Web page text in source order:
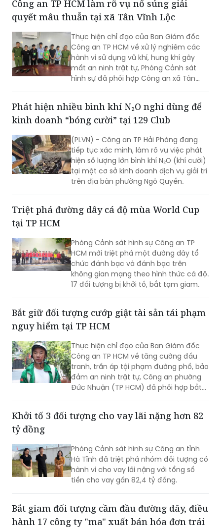
Công an TP HCM làm rõ vụ nổ súng giải
quyết mâu thuẫn tại xã Tân Vĩnh Lộc
Thực hiện chỉ đạo của Ban Giám đốc
Công an TP HCM về xử lý nghiêm các
hành vi sử dụng vũ khí, hung khí gây
mất an ninh trật tự, Phòng Cảnh sát
hình sự đã phối hợp Công an xã Tân
tra, làm rõ vụ “Cố ý gây thương tích” và
“Gây rối trật tự công cộng” xảy ra ngày
Phát hiện nhiều bình khí N₂O nghi dùng để
kinh doanh “bóng cười” tại 129 Club
(PLVN) - Công an TP Hải Phòng đang
tiếp tục xác minh, làm rõ vụ việc phát
hiện số lượng lớn bình khí N₂O (khí cười)
tại một cơ sở kinh doanh dịch vụ giải trí
trên địa bàn phường Ngô Quyền.
Triệt phá đường dây cá độ mùa World Cup
tại TP HCM
Phòng Cảnh sát hình sự Công an TP
HCM mới triệt phá một đường dây tổ
chức đánh bạc và đánh bạc trên
không gian mạng theo hình thức cá độ.
17 đối tượng bị khởi tố, bắt tạm giam.
Bắt giữ đối tượng cướp giật tài sản tái phạm
nguy hiểm tại TP HCM
Thực hiện chỉ đạo của Ban Giám đốc
Công an TP HCM về tăng cường đấu
tranh, trấn áp tội phạm đường phố, bảo
đảm an ninh trật tự, Công an phường
Đức Nhuận (TP HCM) đã phối hợp bắt
việc đến Văn phòng Cơ quan Cảnh sát
Khởi tố 3 đối tượng cho vay lãi nặng hơn 82
tỷ đồng
Phòng Cảnh sát hình sự Công an tỉnh
Hà Tĩnh đã triệt phá nhóm đối tượng có
hành vi cho vay lãi nặng với tổng số
tiền cho vay gần 82,4 tỷ đồng.
Bắt giam đối tượng cầm đầu đường dây, điều
hành 17 công ty "ma" xuất bán hóa đơn trái